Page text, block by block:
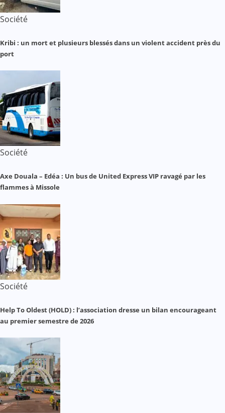
Société
Kribi : un mort et plusieurs blessés dans un violent accident près du
port
Société
Axe Douala – Edéa : Un bus de United Express VIP ravagé par les
flammes à Missole
Société
Help To Oldest (HOLD) : l’association dresse un bilan encourageant
au premier semestre de 2026